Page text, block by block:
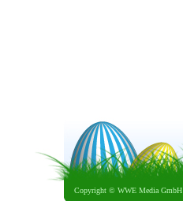
Copyright © WWE Media GmbH